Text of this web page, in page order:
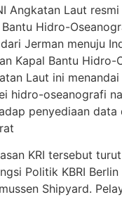
Angkatan Laut
Hidro-
Jerman menuju
Kapal Bantu Hidro-
Laut ini
hidro-oseanografi
penyediaan
KRI tersebut
Politik KBRI
Shipyard.